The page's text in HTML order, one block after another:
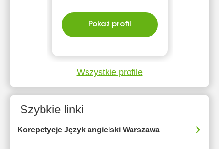
Pokaż profil
Wszystkie profile
Szybkie linki
Korepetycje Język angielski Warszawa